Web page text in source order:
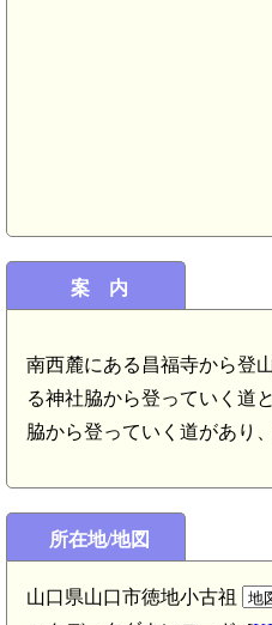
案 内
南西麓にある昌福寺から登
る神社脇から登っていく道
脇から登っていく道があり
所在地/地図
山口県山口市徳地小古祖